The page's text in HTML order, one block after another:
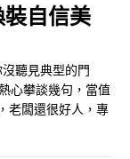
自信美
聽見典型的門
心攀談幾句，當值
老闆還很好人，專